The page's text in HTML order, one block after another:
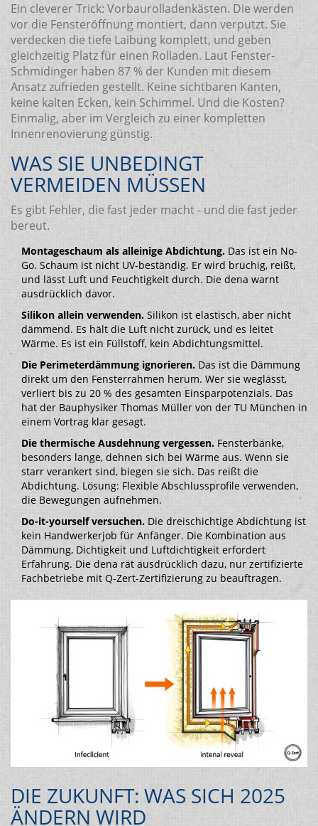
Ein cleverer Trick: Vorbaurolladenkästen. Die werden
vor die Fensteröffnung montiert, dann verputzt. Sie
verdecken die tiefe Laibung komplett, und geben
gleichzeitig Platz für einen Rolladen. Laut Fenster-
Schmidinger haben 87 % der Kunden mit diesem
Ansatz zufrieden gestellt. Keine sichtbaren Kanten,
keine kalten Ecken, kein Schimmel. Und die Kosten?
Einmalig, aber im Vergleich zu einer kompletten
Innenrenovierung günstig.
WAS SIE UNBEDINGT
VERMEIDEN MÜSSEN
Es gibt Fehler, die fast jeder macht - und die fast jeder
bereut.
Montageschaum als alleinige Abdichtung. Das ist ein No-
Go. Schaum ist nicht UV-beständig. Er wird brüchig, reißt,
und lässt Luft und Feuchtigkeit durch. Die dena warnt
ausdrücklich davor.
Silikon allein verwenden. Silikon ist elastisch, aber nicht
dämmend. Es hält die Luft nicht zurück, und es leitet
Wärme. Es ist ein Füllstoff, kein Abdichtungsmittel.
Die Perimeterdämmung ignorieren. Das ist die Dämmung
direkt um den Fensterrahmen herum. Wer sie weglässt,
verliert bis zu 20 % des gesamten Einsparpotenzials. Das
hat der Bauphysiker Thomas Müller von der TU München in
einem Vortrag klar gesagt.
Die thermische Ausdehnung vergessen. Fensterbänke,
besonders lange, dehnen sich bei Wärme aus. Wenn sie
starr verankert sind, biegen sie sich. Das reißt die
Abdichtung. Lösung: Flexible Abschlussprofile verwenden,
die Bewegungen aufnehmen.
Do-it-yourself versuchen. Die dreischichtige Abdichtung ist
kein Handwerkerjob für Anfänger. Die Kombination aus
Dämmung, Dichtigkeit und Luftdichtigkeit erfordert
Erfahrung. Die dena rät ausdrücklich dazu, nur zertifizierte
Fachbetriebe mit Q-Zert-Zertifizierung zu beauftragen.
DIE ZUKUNFT: WAS SICH 2025
ÄNDERN WIRD